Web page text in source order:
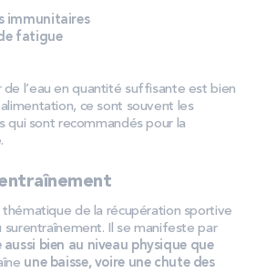
immunitaires
fatigue
de l’eau en quantité suffisante est bien
ce sont souvent les
qui sont recommandés pour la
thématique de la récupération sportive
surentraînement. Il se manifeste par
bien au niveau physique que
une baisse, voire une chute des